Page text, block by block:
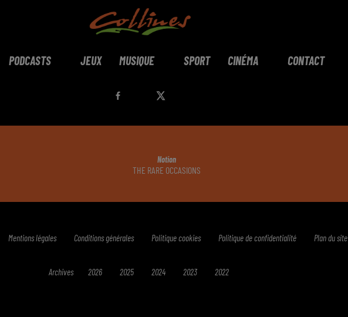
PODCASTS JEUX MUSIQUE SPORT CINÉMA CONTACT
Notion
THE RARE OCCASIONS
Mentions légales Conditions générales Politique cookies Politique de confidentialité Plan du site
Archives 2026 2025 2024 2023 2022